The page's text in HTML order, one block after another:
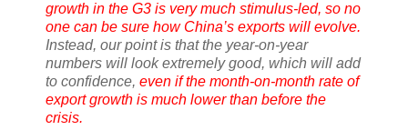
growth in the G3 is very much stimulus-led, so no
one can be sure how China’s exports will evolve.
Instead, our point is that the year-on-year
numbers will look extremely good, which will add
to confidence, even if the month-on-month rate of
export growth is much lower than before the
crisis.